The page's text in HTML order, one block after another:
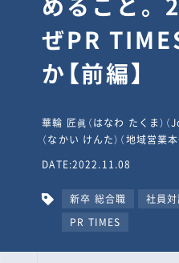
ぜPR
か【前編】
華輪 匠眞（はなわ たくま）
（なかい けんた）（地域営業本
DATE:2022.11.08
新卒 総合職 社員
PR TIMES